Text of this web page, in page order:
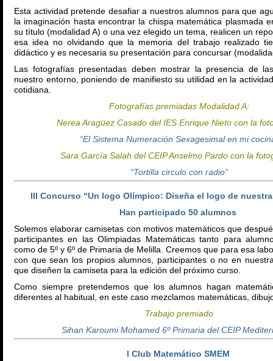
Esta actividad pretende desafiar a nuestros alumnos para que
la imaginación hasta encontrar la chispa matemática plasmada
su título (modalidad A) o una vez elegido un tema, realicen un
esa idea no olvidando que la memoria del trabajo realizado
didáctico y es necesaria su presentación para concursar
Las fotografías presentadas deben mostrar la presencia de
nuestro entorno, poniendo de manifiesto su utilidad en la
cotidiana.
Fotografías premiadas Modalidad A:
Nerea Aragüez Casado del IES Enrique Nieto con la
“El Sistema Numeración Sexagesimal en mi
Sara García Salah del CEIP Anselmo Pardo con la
“Tortilla circulo con radio”
III Concurso “Un logo Olímpico: Diseña el logo de
Han participado 50 alumnos
Solemos elaborar camisetas con motivos matemáticos que
participantes en las Olimpiadas Matemáticas tanto para
como de 5º y 6º de Primaria de Melilla. Creemos que para esa
con que sean los propios alumnos, participantes o no en
que diseñen la camiseta para la edición del próximo curso.
Como siempre pretendemos que los alumnos hagan
diferentes al habitual, en este caso mezclamos matemáticas,
Trabajo premiado
Sihan Karoumi Mohamed 6º Primaria del CEIP
I Club Matemático SMEM